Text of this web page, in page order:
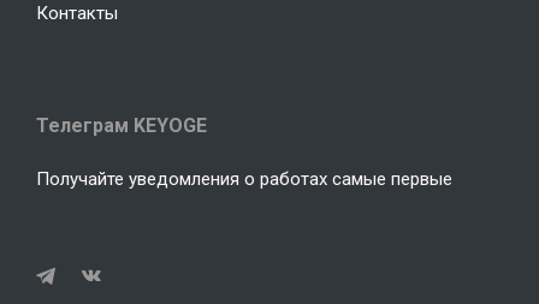
Контакты
Телеграм KEYOGE
Получайте уведомления о работах самые первые